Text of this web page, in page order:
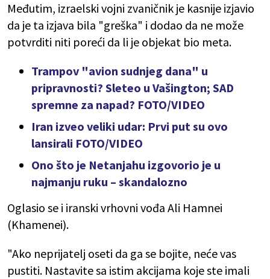
Međutim, izraelski vojni zvaničnik je kasnije izjavio
da je ta izjava bila "greška" i dodao da ne može
potvrditi niti poreći da li je objekat bio meta.
Trampov "avion sudnjeg dana" u
pripravnosti? Sleteo u Vašington; SAD
spremne za napad? FOTO/VIDEO
Iran izveo veliki udar: Prvi put su ovo
lansirali FOTO/VIDEO
Ono što je Netanjahu izgovorio je u
najmanju ruku – skandalozno
Oglasio se i iranski vrhovni vođa Ali Hamnei
(Khamenei).
"Ako neprijatelj oseti da ga se bojite, neće vas
pustiti. Nastavite sa istim akcijama koje ste imali